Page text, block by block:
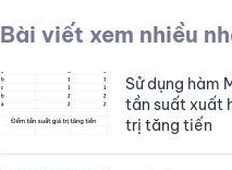
Bài viết xem nhiều
Sử dụng hàm
tần suất xuất
trị tăng tiến